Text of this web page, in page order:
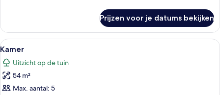
Level
King
Suite
laden
up
Oceanfront
Pool
Level
King
Prijzen voor je datums bekijken
Alle
foto's
voor
Kamer
laden
Italiaanse Frette-lakens, luxe
6
Kamer
Uitzicht op de tuin
54 m²
Max. aantal: 5